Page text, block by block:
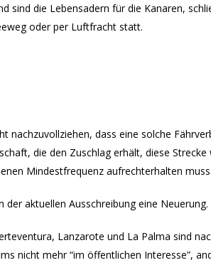
sind die Lebensadern für die Kanaren,
oder per Luftfracht statt.
nachzuvollziehen, dass eine solche
die den Zuschlag erhält, diese
Mindestfrequenz aufrechterhalten muss.
der aktuellen Ausschreibung eine Neuerung.
Lanzarote und La Palma sind
nicht mehr “im öffentlichen Interesse”,